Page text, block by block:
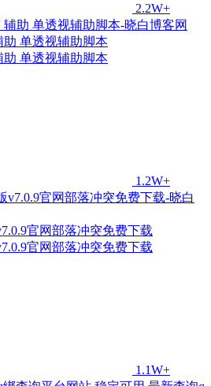
2.2W+
助 单透视辅助脚本
助 单透视辅助脚本
1.2W+
官网部落冲突免费下载
官网部落冲突免费下载
1.1W+